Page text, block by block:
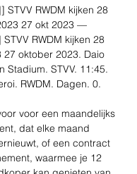
RWDM kijken 28
27 okt 2023 —
RWDM kijken 28
27 oktober 2023. Daio
Stadium. STVV. 11:45.
RWDM. Dagen. 0.
voor een maandelijks
dat elke maand
of een contract
waarmee je 12